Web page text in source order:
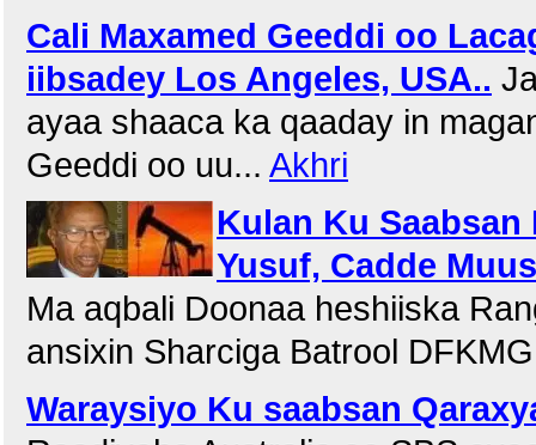
Cali Maxamed Geeddi oo
iibsadey Los Angeles, USA..
ayaa shaaca ka qaaday in
Geeddi oo uu... Akhri
Kulan Ku
Yusuf, Cadde
Ma aqbali Doonaa heshiiska
ansixin Sharciga Batrool
Waraysiyo Ku saabsan